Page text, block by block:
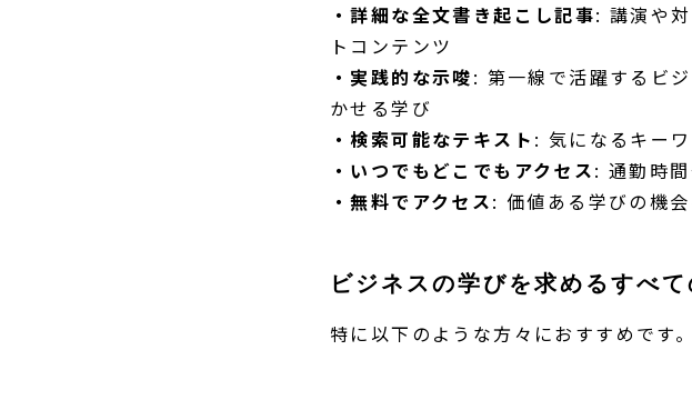
・詳細な全文書き起こし記事: 講演や
トコンテンツ
・実践的な示唆: 第一線で活躍するビ
かせる学び
・検索可能なテキスト : 気になるキー
・いつでもどこでもアクセス: 通勤時
・無料でアクセス: 価値ある学びの機
ビジネスの学びを求めるすべ
特に以下のような方々におすすめです。